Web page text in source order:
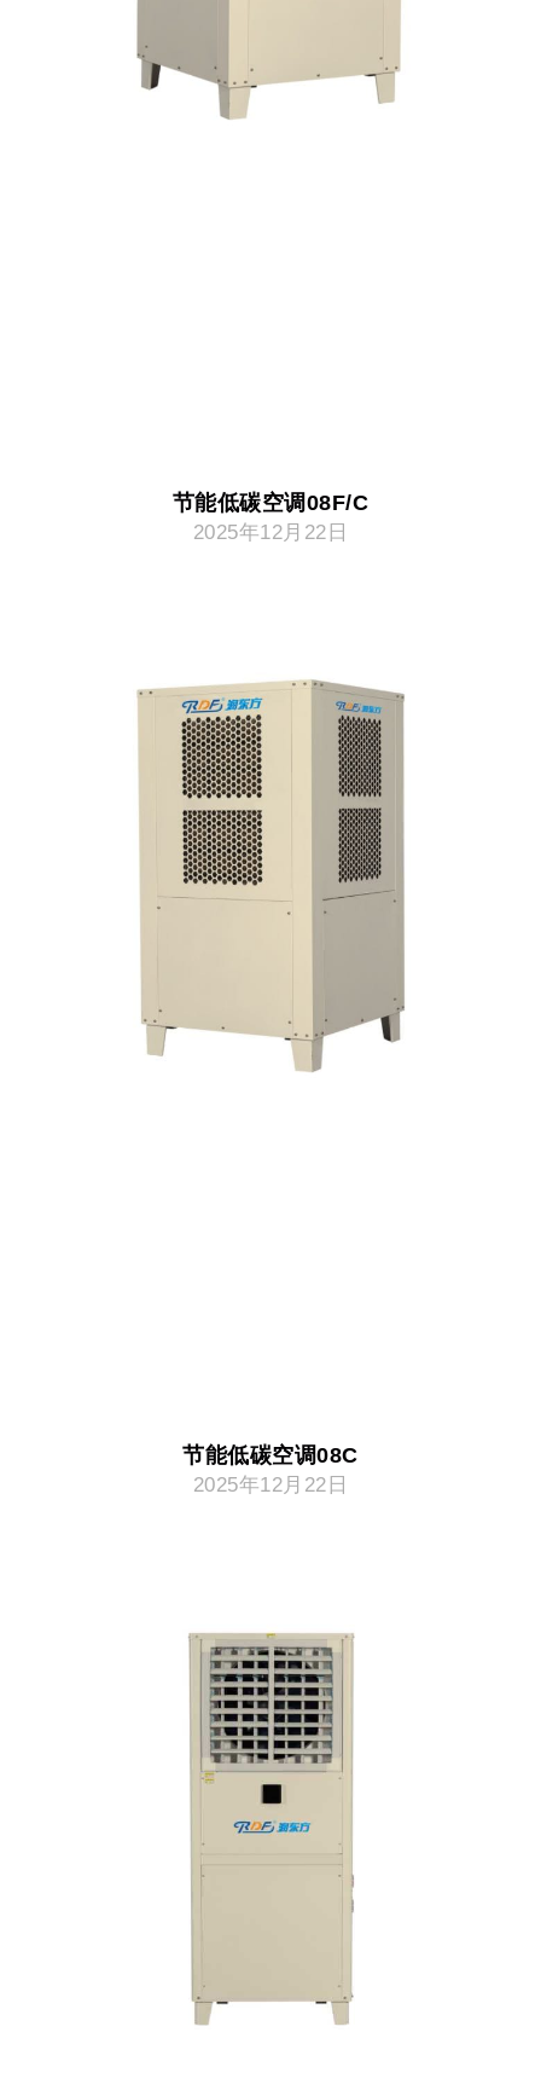
节能低碳空调08F/C
2025年12月22日
节能低碳空调08C
2025年12月22日